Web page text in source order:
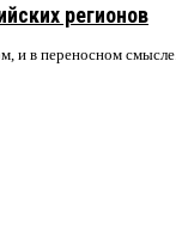
регионов
и в переносном смысле.